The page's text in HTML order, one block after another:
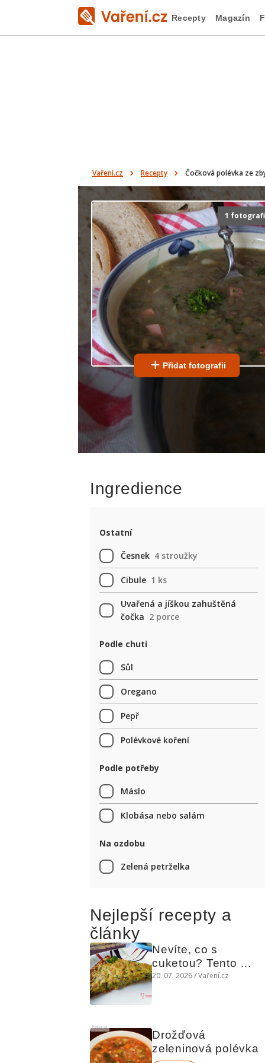
Recepty Magazín
Vaření.cz Recepty Čočková polévka ze
1
Přidat fotografii
Ingredience
Ostatní
Česnek 4 stroužky
Cibule 1 ks
Uvařená a jíškou zahuštěná
čočka 2 porce
Podle chuti
Sůl
Oregano
Pepř
Polévkové koření
Podle potřeby
Máslo
Klobása nebo salám
Na ozdobu
Zelená petrželka
Nejlepší recepty a
články
Nevíte, co s
cuketou? Tento
levný slaný koláč
20. 07. 2026 / Vaření.cz
Reklama
Drožďová
zeleninová polévka